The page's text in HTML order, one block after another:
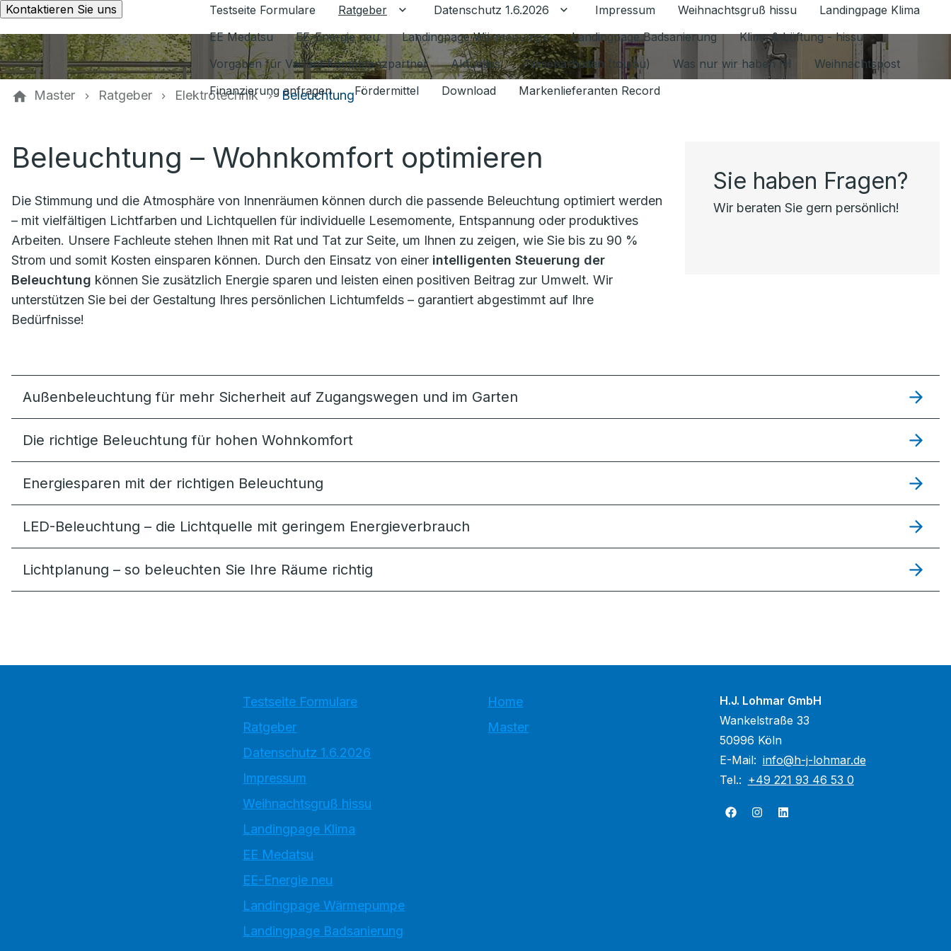
Kontaktieren Sie uns Testseite Formulare Ratgeber Untermenü für Ratgeber umschalten
Datenschutz 1.6.2026 Untermenü für Datenschutz 1.6.2026 umschalten
Impressum Weihnachtsgruß hissu
Landingpage Klima
EE Medatsu
EE-Energie neu Landingpage Wärmepumpe Landingpage Badsanierung
Klima & Lüftung - hissu
Vorgaben für Vaillant Kompetenzpartner
Aktuelles Fliesenarbeiten (toujou) Was nur wir haben HI
Weihnachtspost
Finanzierung anfragen
Fördermittel Download Markenlieferanten Record
Master Ratgeber Elektrotechnik Beleuchtung
Beleuchtung – Wohnkomfort optimieren
Die Stimmung und die Atmosphäre von Innenräumen können durch die passende Beleuchtung optimiert werden
– mit vielfältigen Lichtfarben und Lichtquellen für individuelle Lesemomente, Entspannung oder produktives
Arbeiten. Unsere Fachleute stehen Ihnen mit Rat und Tat zur Seite, um Ihnen zu zeigen, wie Sie bis zu 90 %
Strom und somit Kosten einsparen können. Durch den Einsatz von einer intelligenten Steuerung der
Beleuchtung können Sie zusätzlich Energie sparen und leisten einen positiven Beitrag zur Umwelt. Wir
unterstützen Sie bei der Gestaltung Ihres persönlichen Lichtumfelds – garantiert abgestimmt auf Ihre
Bedürfnisse!
Sie haben Fragen?
Wir beraten Sie gern persönlich!
Außenbeleuchtung für mehr Sicherheit auf Zugangswegen und im Garten
Die richtige Beleuchtung für hohen Wohnkomfort
Energiesparen mit der richtigen Beleuchtung
LED-Beleuchtung – die Lichtquelle mit geringem Energieverbrauch
Lichtplanung – so beleuchten Sie Ihre Räume richtig
Testseite Formulare
Ratgeber
Datenschutz 1.6.2026
Impressum
Weihnachtsgruß hissu
Landingpage Klima
EE Medatsu
EE-Energie neu
Landingpage Wärmepumpe
Landingpage Badsanierung
Home
Master
H.J. Lohmar GmbH
Wankelstraße 33
50996 Köln
E-Mail: info@h-j-lohmar.de
Tel.: +49 221 93 46 53 0